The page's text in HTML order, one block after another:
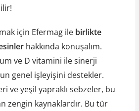
için Efermag ile birlikte
hakkında konuşalım.
ve D vitamini ile sinerji
genel işleyişini destekler.
ve yeşil yapraklı sebzeler, bu
zengin kaynaklardır. Bu tür